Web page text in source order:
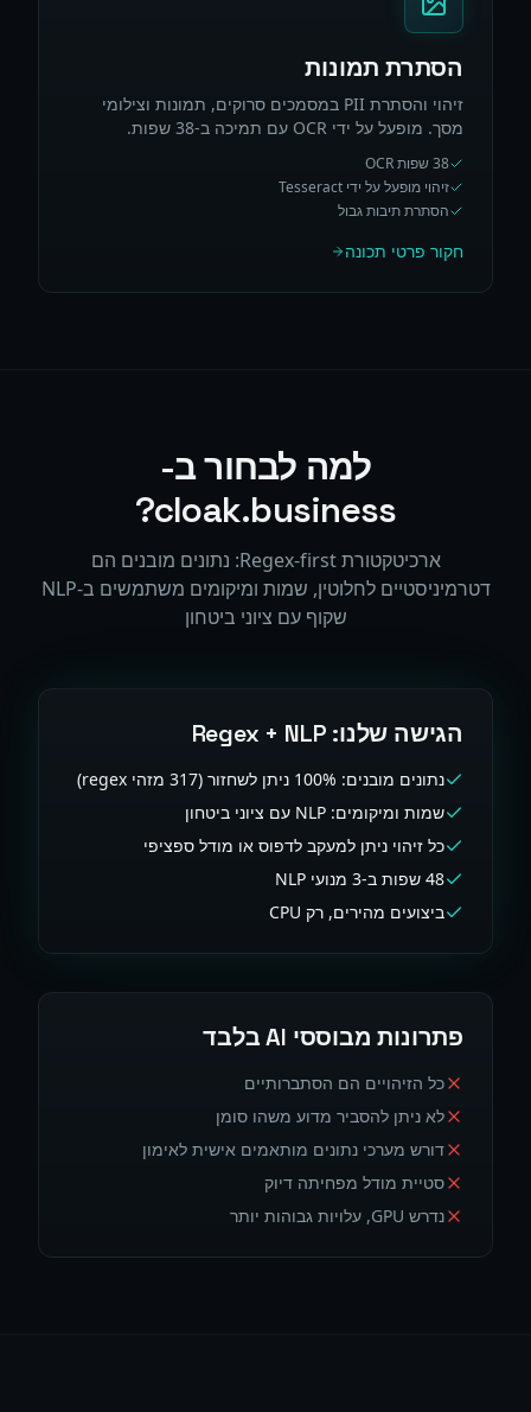
הסתרת תמונות
זיהוי והסתרת PII במסמכים סרוקים, תמונות וצילומי
מסך. מופעל על ידי OCR עם תמיכה ב-38 שפות.
38 שפות OCR
זיהוי מופעל על ידי Tesseract
הסתרת תיבות גבול
חקור פרטי תכונה
למה לבחור ב-
cloak.business?
ארכיטקטורת Regex-first: נתונים מובנים הם
דטרמיניסטיים לחלוטין, שמות ומיקומים משתמשים ב-NLP
שקוף עם ציוני ביטחון
הגישה שלנו: Regex + NLP
נתונים מובנים: 100% ניתן לשחזור (317 מזהי regex)
שמות ומיקומים: NLP עם ציוני ביטחון
כל זיהוי ניתן למעקב לדפוס או מודל ספציפי
48 שפות ב-3 מנועי NLP
ביצועים מהירים, רק CPU
פתרונות מבוססי AI בלבד
כל הזיהויים הם הסתברותיים
לא ניתן להסביר מדוע משהו סומן
דורש מערכי נתונים מותאמים אישית לאימון
סטיית מודל מפחיתה דיוק
נדרש GPU, עלויות גבוהות יותר